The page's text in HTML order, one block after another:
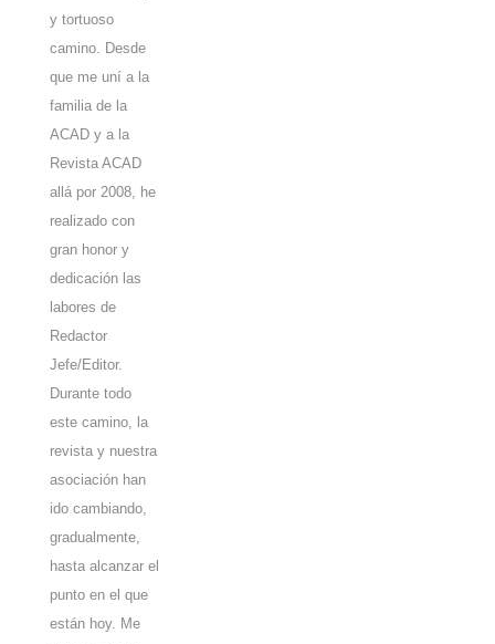
y tortuoso
camino. Desde
que me uní a la
familia de la
ACAD y a la
Revista ACAD
allá por 2008, he
realizado con
gran honor y
dedicación las
labores de
Redactor
Jefe/Editor.
Durante todo
este camino, la
revista y nuestra
asociación han
ido cambiando,
gradualmente,
hasta alcanzar el
punto en el que
están hoy. Me